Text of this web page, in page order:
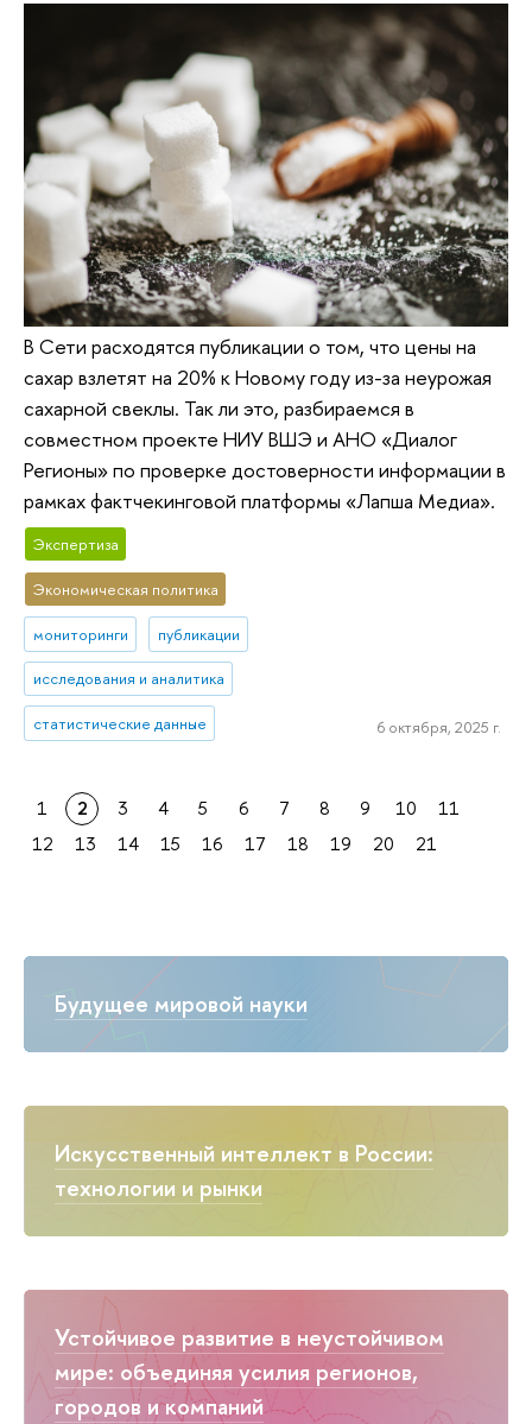
Будущее мировой науки
Искусственный интеллект в России:
технологии и рынки
Устойчивое развитие в неустойчивом
мире: объединяя усилия регионов,
городов и компаний
В Сети расходятся публикации о том, что цены на
сахар взлетят на 20% к Новому году из-за неурожая
сахарной свеклы. Так ли это, разбираемся в
совместном проекте НИУ ВШЭ и АНО «Диалог
Регионы» по проверке достоверности информации в
рамках фактчекинговой платформы «Лапша Медиа».
Экспертиза
Экономическая политика
мониторинги публикации
исследования и аналитика
статистические данные 6 октября, 2025 г.
1 2 3 4 5 6 7 8 9 10
11
12
13 14 15 16 17 18 19 20 21